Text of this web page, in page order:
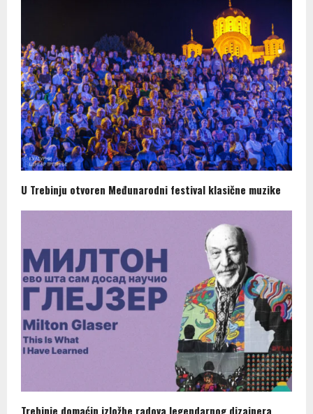
U Trebinju otvoren Međunarodni festival klasične muzike
Trebinje domaćin izložbe radova legendarnog dizajnera